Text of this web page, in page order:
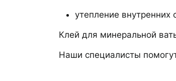
утепление
Клей для минеральной
Наши специалисты